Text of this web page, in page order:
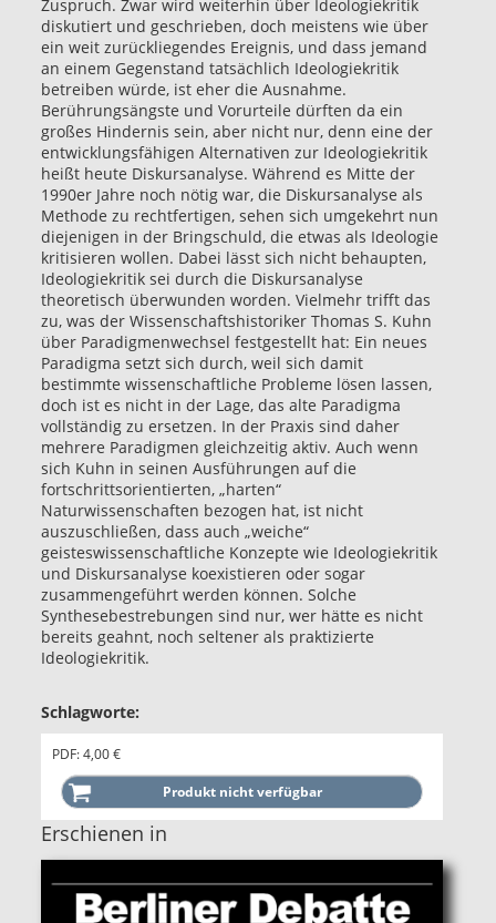
Zuspruch. Zwar wird weiterhin über Ideologiekritik
diskutiert und geschrieben, doch meistens wie über
ein weit zurückliegendes Ereignis, und dass jemand
an einem Gegenstand tatsächlich Ideologiekritik
betreiben würde, ist eher die Ausnahme.
Berührungsängste und Vorurteile dürften da ein
großes Hindernis sein, aber nicht nur, denn eine der
entwicklungsfähigen Alternativen zur Ideologiekritik
heißt heute Diskursanalyse. Während es Mitte der
1990er Jahre noch nötig war, die Diskursanalyse als
Methode zu rechtfertigen, sehen sich umgekehrt nun
diejenigen in der Bringschuld, die etwas als Ideologie
kritisieren wollen. Dabei lässt sich nicht behaupten,
Ideologiekritik sei durch die Diskursanalyse
theoretisch überwunden worden. Vielmehr trifft das
zu, was der Wissenschaftshistoriker Thomas S. Kuhn
über Paradigmenwechsel festgestellt hat: Ein neues
Paradigma setzt sich durch, weil sich damit
bestimmte wissenschaftliche Probleme lösen lassen,
doch ist es nicht in der Lage, das alte Paradigma
vollständig zu ersetzen. In der Praxis sind daher
mehrere Paradigmen gleichzeitig aktiv. Auch wenn
sich Kuhn in seinen Ausführungen auf die
fortschrittsorientierten, „harten“
Naturwissenschaften bezogen hat, ist nicht
auszuschließen, dass auch „weiche“
geisteswissenschaftliche Konzepte wie Ideologiekritik
und Diskursanalyse koexistieren oder sogar
zusammengeführt werden können. Solche
Synthesebestrebungen sind nur, wer hätte es nicht
bereits geahnt, noch seltener als praktizierte
Ideologiekritik.
Schlagworte:
PDF: 4,00 €
Erschienen in